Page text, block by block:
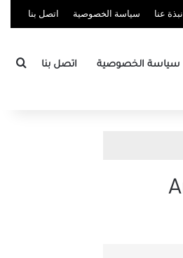
نبذة عنا سياسة الخصوصية اتصل بنا
سياسة الخصوصية اتصل بنا